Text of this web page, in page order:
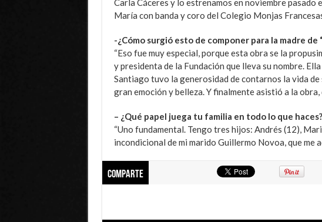
María con banda y coro del Colegio Monjas
-¿Cómo surgió esto de componer para la madre de
“Eso fue muy especial, porque esta obra se la
y presidenta de la Fundación que lleva su nombre.
Santiago tuvo la generosidad de contarnos la vida de
gran emoción y belleza. Y finalmente asistió a la
– ¿Qué papel juega tu familia en todo lo que haces?
“Uno fundamental. Tengo tres hijos: Andrés (12),
incondicional de mi marido Guillermo Novoa, que me
Comparte